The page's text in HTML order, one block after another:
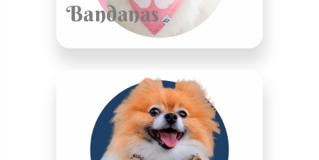
Bandanas